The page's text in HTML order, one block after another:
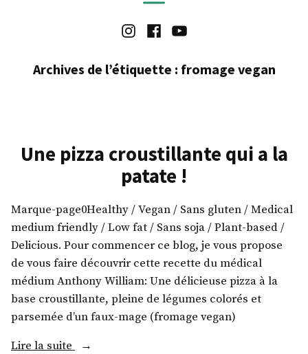
Instagram
FacebookYoutube
Archives de l’étiquette : fromage vegan
Une pizza croustillante qui a la
patate !
Marque-page0Healthy / Vegan / Sans gluten / Medical
medium friendly / Low fat / Sans soja / Plant-based /
Delicious. Pour commencer ce blog, je vous propose
de vous faire découvrir cette recette du médical
médium Anthony William: Une délicieuse pizza à la
base croustillante, pleine de légumes colorés et
parsemée d’un faux-mage (fromage vegan)
Lire la suite
« Une